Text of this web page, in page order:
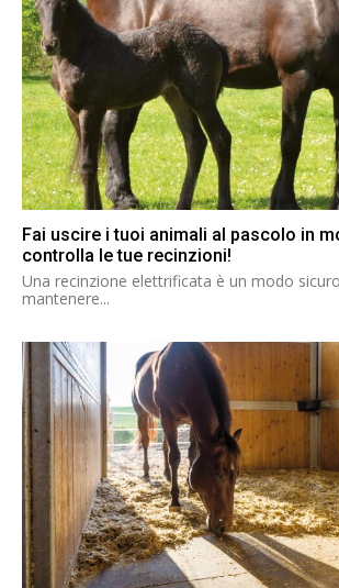
Fai uscire i tuoi animali al pascolo in
controlla le tue recinzioni!
Una recinzione elettrificata è un modo
mantenere...